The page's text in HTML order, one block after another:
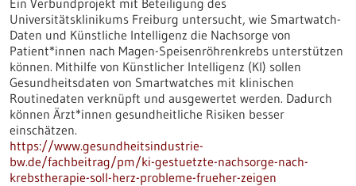
Ein Verbundprojekt mit Beteiligung des
Universitätsklinikums Freiburg untersucht, wie Smartwatch-
Daten und Künstliche Intelligenz die Nachsorge von
Patient*innen nach Magen-Speisenröhrenkrebs unterstützen
können. Mithilfe von Künstlicher Intelligenz (KI) sollen
Gesundheitsdaten von Smartwatches mit klinischen
Routinedaten verknüpft und ausgewertet werden. Dadurch
können Ärzt*innen gesundheitliche Risiken besser
einschätzen.
https://www.gesundheitsindustrie-
bw.de/fachbeitrag/pm/ki-gestuetzte-nachsorge-nach-
krebstherapie-soll-herz-probleme-frueher-zeigen